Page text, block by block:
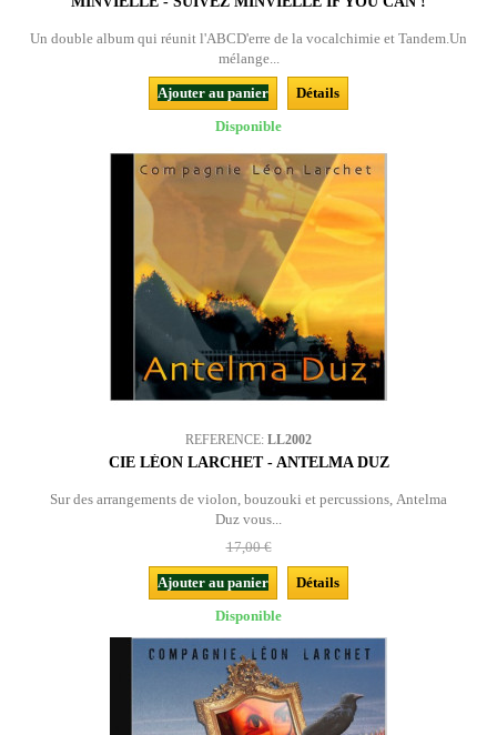
Un double album qui réunit l'ABCD'erre de la vocalchimie et Tandem.Un
mélange...
Ajouter au panier
Détails
Disponible
REFERENCE: LL2002
CIE LÉON LARCHET - ANTELMA DUZ
Sur des arrangements de violon, bouzouki et percussions, Antelma
Duz vous...
17,00 €
Ajouter au panier
Détails
Disponible